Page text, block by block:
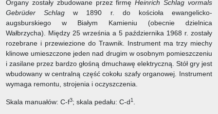
Organy zostały zbudowane przez firmęHeinrich Schlag vormals
Gebrüder Schlag w 1890 r. do kościoła ewangelicko-
augsburskiego w Białym Kamieniu (obecnie dzielnica
Wałbrzycha). Między 25 września a 5 października 1968 r. zostały
rozebrane i przewiezione do Trawnik. Instrument ma trzy miechy
klinowe umieszczone jeden nad drugim w osobnym pomieszczeniu
i zasilane przez bardzo głośną dmuchawę elektryczną. Stół gry jest
wbudowany w centralną część cokołu szafy organowej. Instrument
wymaga remontu, strojenia i oczyszczenia.
Skala manuałów: C-f3; skala pedału: C-d1